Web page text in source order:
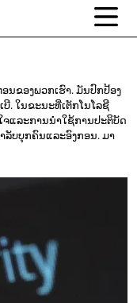
ນຂອງພວກເຮົາ. ມັນປົກປ້ອງ
ບີ. ໃນຂະນະທີ່ເຕັກໂນໂລຊີ
ແລະການນຳໃຊ້ການປະຕິບັດ
ລັບບຸກຄົນແລະອົງກອນ. ມາ